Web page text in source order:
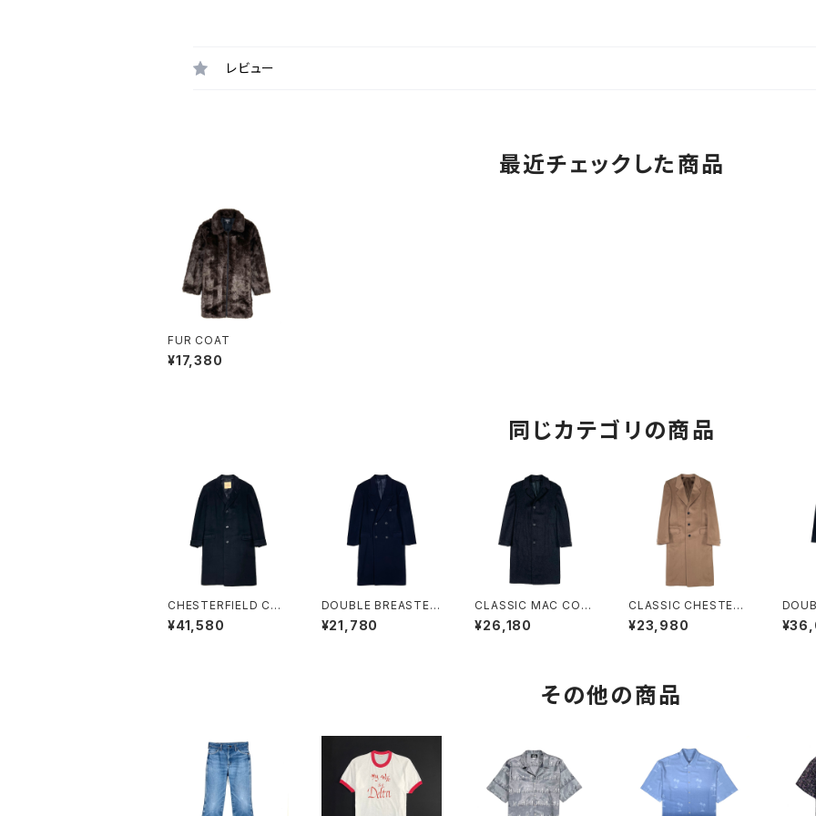
レビュー
最近チェックした商品
FUR COAT
¥17,380
同じカテゴリの商品
CHESTERFIELD COA
T
¥41,580
DOUBLE BREASTED
OVER COAT
¥21,780
CLASSIC MAC COA
T
¥26,180
CLASSIC CHESTERF
IELD COAT
¥23,980
COAT
その他の商品